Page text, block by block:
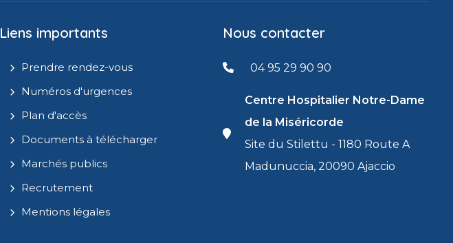
Liens importants
Prendre rendez-vous
Numéros d'urgences
Plan d'accès
Documents à télécharger
Marchés publics
Recrutement
Mentions légales
Nous contacter
04 95 29 90 90
Centre Hospitalier Notre-Dame
de la Miséricorde
Site du Stilettu - 1180 Route A
Madunuccia, 20090 Ajaccio